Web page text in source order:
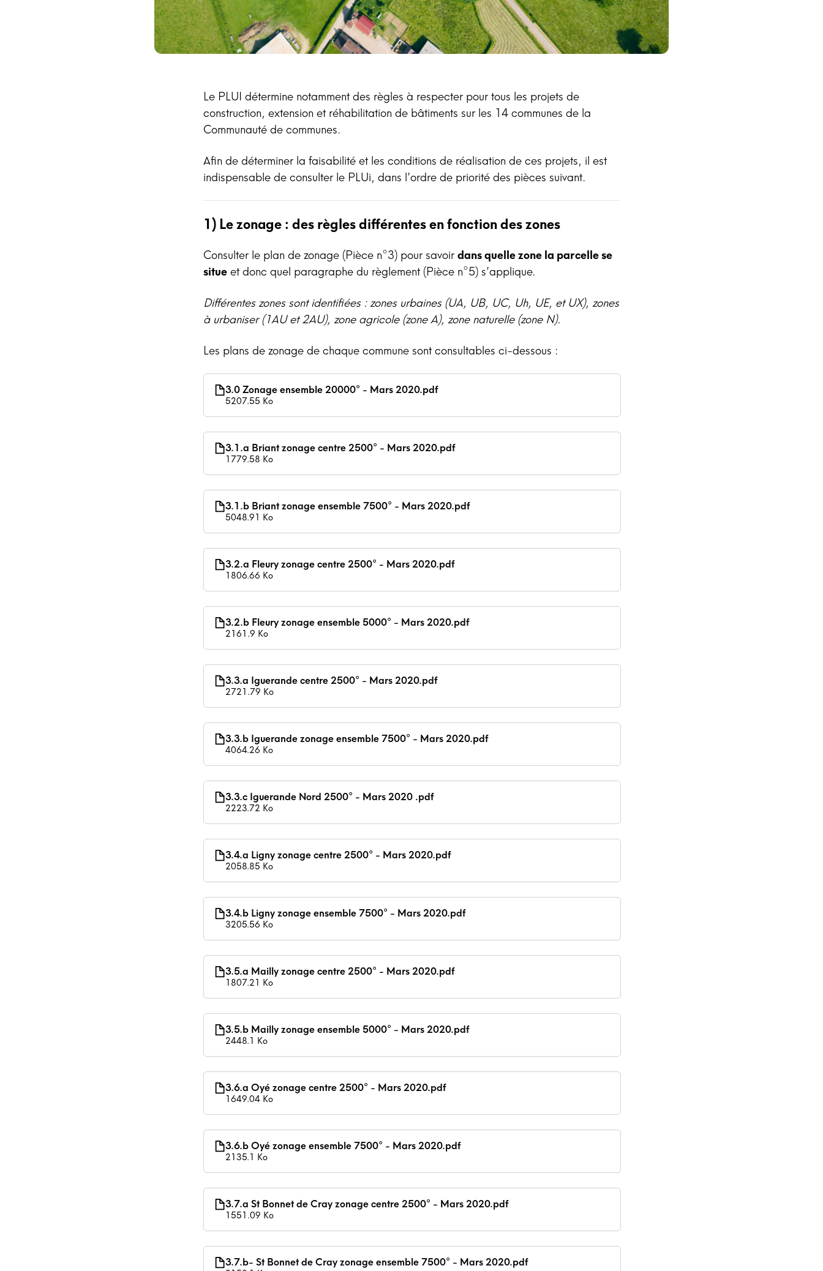
Le PLUI détermine notamment des règles à respecter pour tous les projets de
construction, extension et réhabilitation de bâtiments sur les 14 communes de la
Communauté de communes.
Afin de déterminer la faisabilité et les conditions de réalisation de ces projets, il est
indispensable de consulter le PLUi, dans l’ordre de priorité des pièces suivant.
1) Le zonage : des règles différentes en fonction des zones
Consulter le plan de zonage (Pièce n°3) pour savoirdans quelle zone la parcelle se
situe et donc quel paragraphe du règlement (Pièce n°5) s’applique.
Différentes zones sont identifiées : zones urbaines (UA, UB, UC, Uh, UE, et UX), zones
à urbaniser (1AU et 2AU), zone agricole (zone A), zone naturelle (zone N).
Les plans de zonage de chaque commune sont consultables ci-dessous :
3.0 Zonage ensemble 20000° - Mars 2020.pdf
5207.55 Ko
3.1.a Briant zonage centre 2500° - Mars 2020.pdf
1779.58 Ko
3.1.b Briant zonage ensemble 7500° - Mars 2020.pdf
5048.91 Ko
3.2.a Fleury zonage centre 2500° - Mars 2020.pdf
1806.66 Ko
3.2.b Fleury zonage ensemble 5000° - Mars 2020.pdf
2161.9 Ko
3.3.a Iguerande centre 2500° - Mars 2020.pdf
2721.79 Ko
3.3.b Iguerande zonage ensemble 7500° - Mars 2020.pdf
4064.26 Ko
3.3.c Iguerande Nord 2500° - Mars 2020 .pdf
2223.72 Ko
3.4.a Ligny zonage centre 2500° - Mars 2020.pdf
2058.85 Ko
3.4.b Ligny zonage ensemble 7500° - Mars 2020.pdf
3205.56 Ko
3.5.a Mailly zonage centre 2500° - Mars 2020.pdf
1807.21 Ko
3.5.b Mailly zonage ensemble 5000° - Mars 2020.pdf
2448.1 Ko
3.6.a Oyé zonage centre 2500° - Mars 2020.pdf
1649.04 Ko
3.6.b Oyé zonage ensemble 7500° - Mars 2020.pdf
2135.1 Ko
3.7.a St Bonnet de Cray zonage centre 2500° - Mars 2020.pdf
1551.09 Ko
3.7.b- St Bonnet de Cray zonage ensemble 7500° - Mars 2020.pdf